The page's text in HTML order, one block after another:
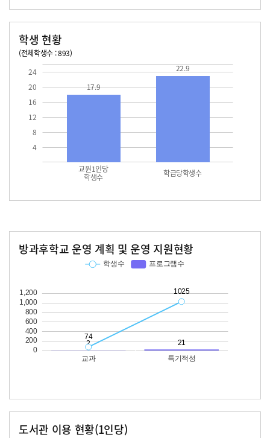
학생 현황
(전체학생수 : 893)
4
8
12
16
20
24
교원1인당
학생수 학급당학생수
17.9
22.9
방과후학교 운영 계획 및 운영 지원현황
도서관 이용 현황(1인당)